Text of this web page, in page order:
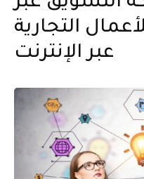
التجارية
عبر الإنترنت